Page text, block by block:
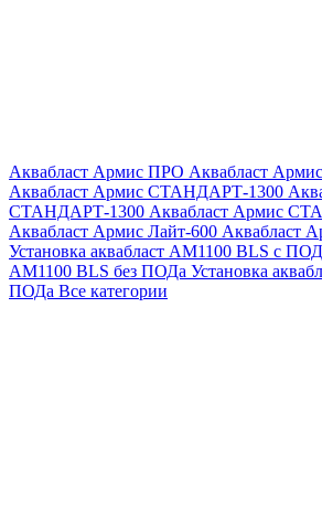
Аквабласт Армис ПРО Аквабласт
Аквабласт Армис СТАНДАРТ-1300
СТАНДАРТ-1300 Аквабласт Армис
Аквабласт Армис Лайт-600 Аквабласт
Установка аквабласт AM1100 BLS с ПОД
AM1100 BLS без ПОДа Установка
ПОДа Все категории